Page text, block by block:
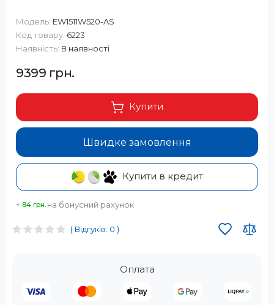
( Відгуків: 0 )
Оплата
Модель: EW1511W520-AS
Код товару: 6223
Наявність: В наявності
9399 грн.
Швидке замовлення
Купити
Купити в кредит
+ 84 грн. на бонусний рахунок